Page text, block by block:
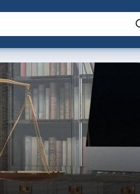
Fale com a IA Buscar no Jus